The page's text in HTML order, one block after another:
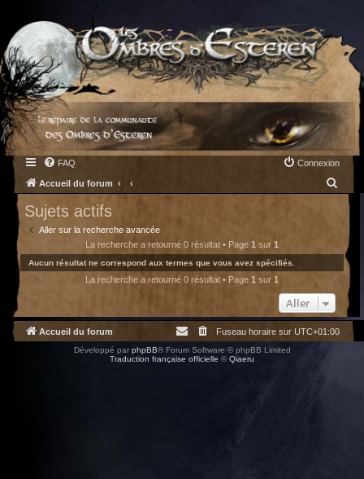
FAQ Connexion
Accueil du forum
h
Sujets actifs
Aller sur la recherche avancée
La recherche a retourné 0 résultat • Page 1 sur 1
Aucun résultat ne correspond aux termes que vous avez spécifiés.
La recherche a retourné 0 résultat • Page 1 sur 1
Aller
Accueil du forum Fuseau horaire sur UTC+01:00
Développé par phpBB® Forum Software © phpBB Limited
Traduction française officielle ©Qiaeru